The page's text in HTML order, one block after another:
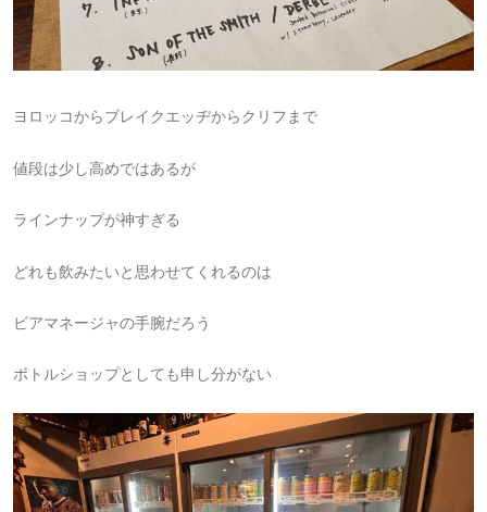
ヨロッコからブレイクエッヂからクリフまで
値段は少し高めではあるが
ラインナップが神すぎる
どれも飲みたいと思わせてくれるのは
ビアマネージャの手腕だろう
ボトルショップとしても申し分がない